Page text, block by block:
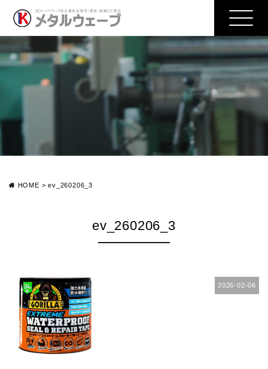
HOME >ev_260206_3
ev_260206_3
2026-02-06